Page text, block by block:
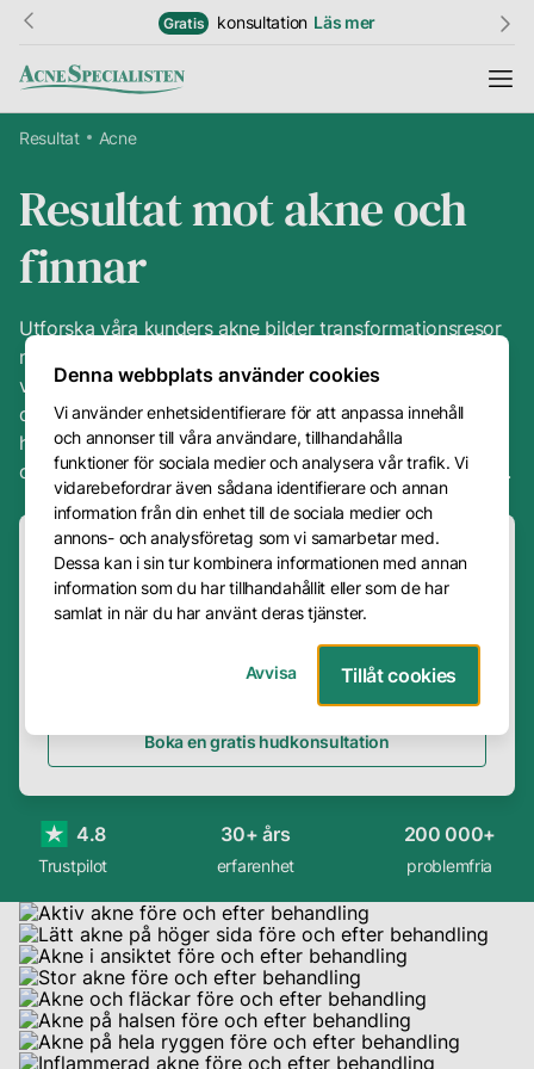
Information
Resultat
Ordlista
Priser
Kundtjänst
Kontakt
Frågor
Svar
Avbokning
Företag
Om
oss
Vår
metod
Våra
hudterapeuter
Gratis konsultation Läs mer
Denna webbplats använder cookies
Vi använder enhetsidentifierare för att anpassa innehåll
och annonser till våra användare, tillhandahålla
funktioner för sociala medier och analysera vår trafik. Vi
vidarebefordrar även sådana identifierare och annan
information från din enhet till de sociala medier och
annons- och analysföretag som vi samarbetar med.
Dessa kan i sin tur kombinera informationen med annan
information som du har tillhandahållit eller som de har
samlat in när du har använt deras tjänster.
Avvisa Tillåt cookies
Resultat Acne
Resultat mot akne och
finnar
Utforska våra kunders akne bilder transformationsresor
mot akne, finanr, blandhy och problemhy. Denna sida
visar en serie av före- och efterbilder som demonstrerar
den effektiva påverkan av våra specialanpassade
hudvårdsbehandlingar och produkter, vilka ger tydliga
och märkbara förbättringar i hudens utseende och hälsa.
du
redo
akne
och
uppnå
klarare
hud?
Boka
en
kostnadsfri
konsultation
hos
oss
Få specialisthjälp
Om du är osäker på ditt hudtillstånd eller
vilken behandling som passar dig bäst,
rekommenderar vi en kostnadsfri
hudkonsultation hos oss.
Boka en gratis hudkonsultation
4.8
Trustpilot
30+ års
erfarenhet
200 000+
problemfria